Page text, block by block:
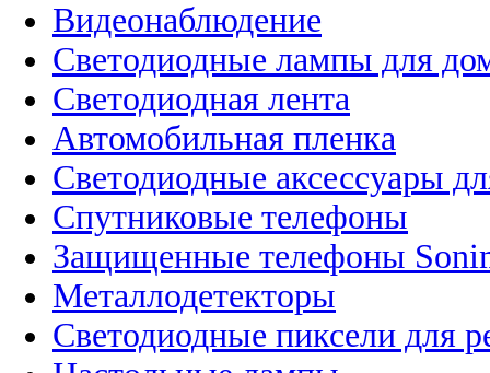
Видеонаблюдение
Светодиодные лампы для
Светодиодная лента
Автомобильная пленка
Светодиодные аксессуары
Спутниковые телефоны
Защищенные телефоны
Металлодетекторы
Светодиодные пиксели для